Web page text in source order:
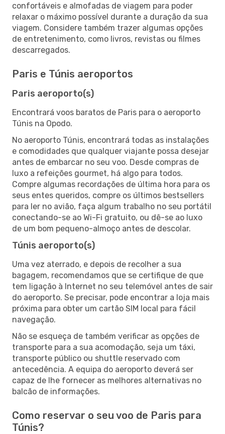
confortáveis e almofadas de viagem para poder
relaxar o máximo possível durante a duração da sua
viagem. Considere também trazer algumas opções
de entretenimento, como livros, revistas ou filmes
descarregados.
Paris e Túnis aeroportos
Paris aeroporto(s)
Encontrará voos baratos de Paris para o aeroporto
Túnis na Opodo.
No aeroporto Túnis, encontrará todas as instalações
e comodidades que qualquer viajante possa desejar
antes de embarcar no seu voo. Desde compras de
luxo a refeições gourmet, há algo para todos.
Compre algumas recordações de última hora para os
seus entes queridos, compre os últimos bestsellers
para ler no avião, faça algum trabalho no seu portátil
conectando-se ao Wi-Fi gratuito, ou dê-se ao luxo
de um bom pequeno-almoço antes de descolar.
Túnis aeroporto(s)
Uma vez aterrado, e depois de recolher a sua
bagagem, recomendamos que se certifique de que
tem ligação à Internet no seu telemóvel antes de sair
do aeroporto. Se precisar, pode encontrar a loja mais
próxima para obter um cartão SIM local para fácil
navegação.
Não se esqueça de também verificar as opções de
transporte para a sua acomodação, seja um táxi,
transporte público ou shuttle reservado com
antecedência. A equipa do aeroporto deverá ser
capaz de lhe fornecer as melhores alternativas no
balcão de informações.
Como reservar o seu voo de Paris para
Túnis?